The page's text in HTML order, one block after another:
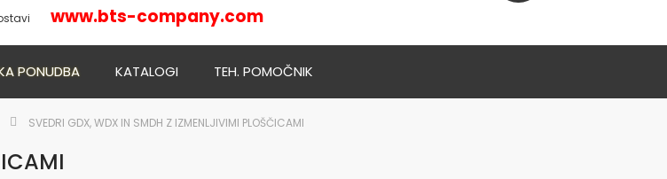
www.bts-company.com
NOVO
PONUDBA KATALOGI TEH. POMOČNIK
SVEDRI GDX, WDX IN SMDH Z IZMENLJIVIMI PLOŠČICAMI